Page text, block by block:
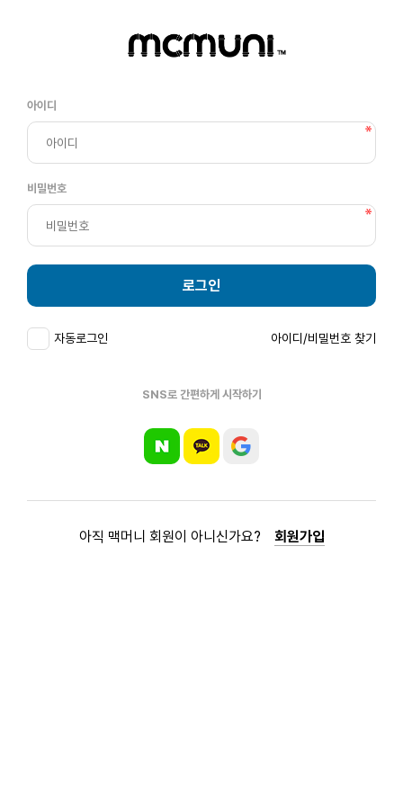
아이디
비밀번호
로그인
자동로그인 아이디/비밀번호 찾기
SNS로 간편하게 시작하기
아직 맥머니 회원이 아니신가요? 회원가입